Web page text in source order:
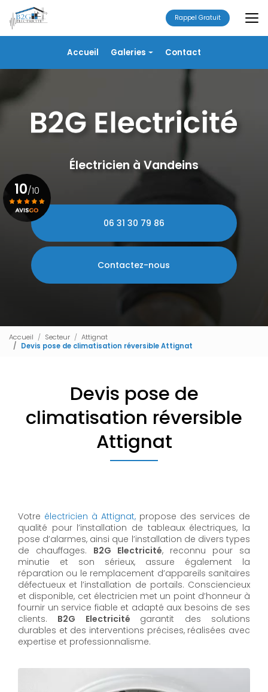
au
contenu
principal
Accueil Galeries
Chauffage/VMC
Portails
Contact
Rappel Gratuit
Électricien à Vandeins
06 31 30 79 86
Contactez-nous
10/10
Voir le certificat
Accueil Secteur
Attignat
Devis pose de climatisation réversible Attignat
Devis pose de
climatisation réversible
Attignat
Votre électricien à Attignat, propose des services de
qualité pour l’installation de tableaux électriques, la
pose d’alarmes, ainsi que l’installation de divers types
de chauffages. B2G Electricité, reconnu pour sa
minutie et son sérieux, assure également la
réparation ou le remplacement d’appareils sanitaires
défectueux et l’installation de portails. Consciencieux
et disponible, cet électricien met un point d’honneur à
fournir un service fiable et adapté aux besoins de ses
clients. B2G Electricité garantit des solutions
durables et des interventions précises, réalisées avec
expertise et professionnalisme.